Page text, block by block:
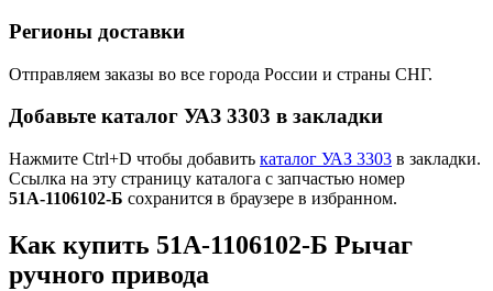
Регионы доставки
Отправляем заказы во все города России и страны СНГ.
Добавьте каталог УАЗ 3303 в закладки
Нажмите Ctrl+D чтобы добавить каталог УАЗ 3303 в закладки.
Ссылка на эту страницу каталога с запчастью номер
51А-1106102-Б сохранится в браузере в избранном.
Как купить 51А-1106102-Б Рычаг
ручного привода